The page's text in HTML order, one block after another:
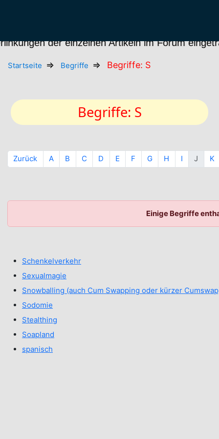
der einzelnen Artikeln im Forum
Startseite Begriffe Begriffe: S
Begriffe: S
Zurück A B C D E F G H I J K
Einige Begriffe
Schenkelverkehr
Sexualmagie
Snowballing (auch Cum Swapping oder kürzer
Sodomie
Stealthing
Soapland
spanisch